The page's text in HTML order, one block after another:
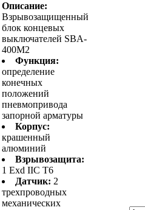
Описание:
Взрывозащищенный
блок концевых
выключателей SBA-
400M2
Функция:
определение
конечных
положений
пневмопривода
запорной арматуры
Корпус:
крашенный
алюминий
Взрывозащита:
1 Exd IIC T6
Датчик: 2
трехпроводных
механических